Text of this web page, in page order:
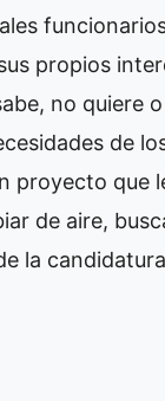
propios
no quiere
de
proyecto que
de aire,
la